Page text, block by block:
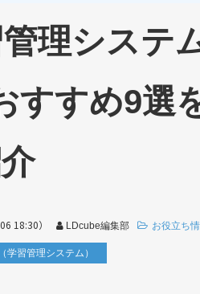
理システ
すすめ9選
18:30） LDcube編集部 お役立ち
学習管理システム）